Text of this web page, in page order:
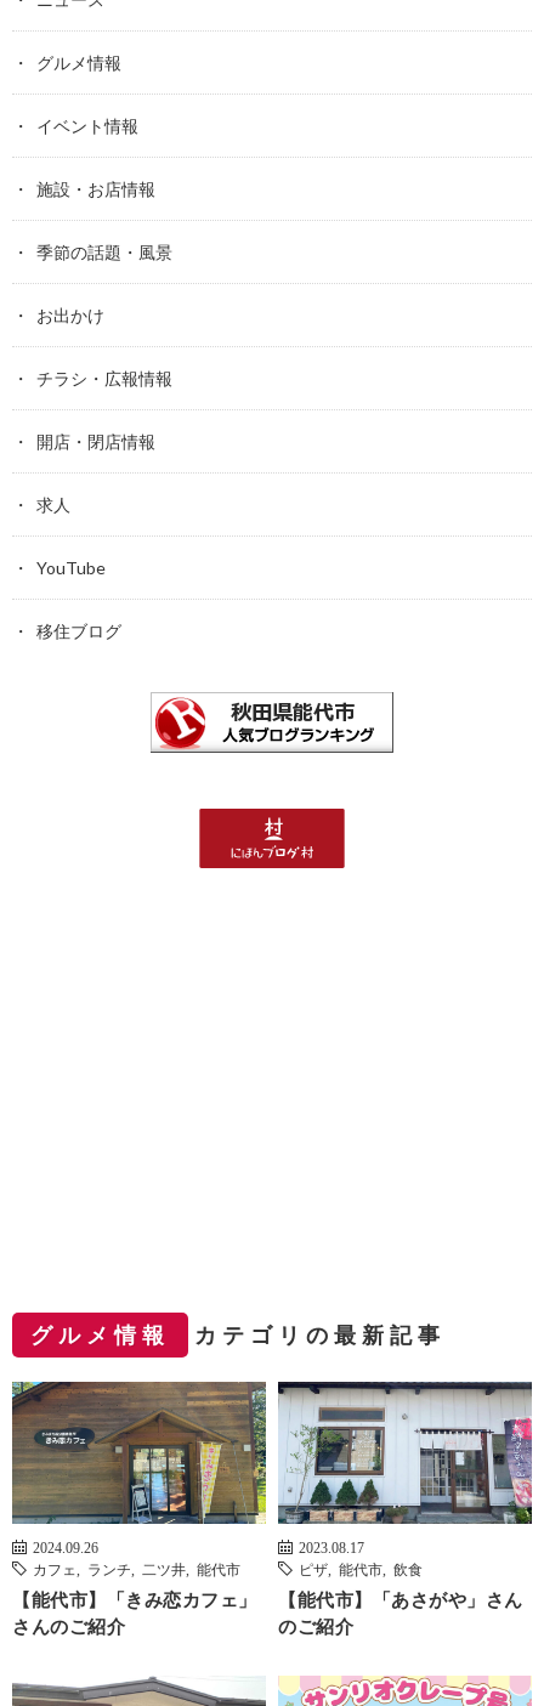
グルメ情報
イベント情報
施設・お店情報
季節の話題・風景
お出かけ
チラシ・広報情報
開店・閉店情報
求人
YouTube
移住ブログ
グルメ情報 カテゴリの最新記事
2024.09.26
カフェ
ランチ 二ツ井 能代市
【能代市】「きみ恋カフェ」
さんのご紹介
2023.08.17
ピザ
能代市 飲食
【能代市】「あさがや」さん
のご紹介